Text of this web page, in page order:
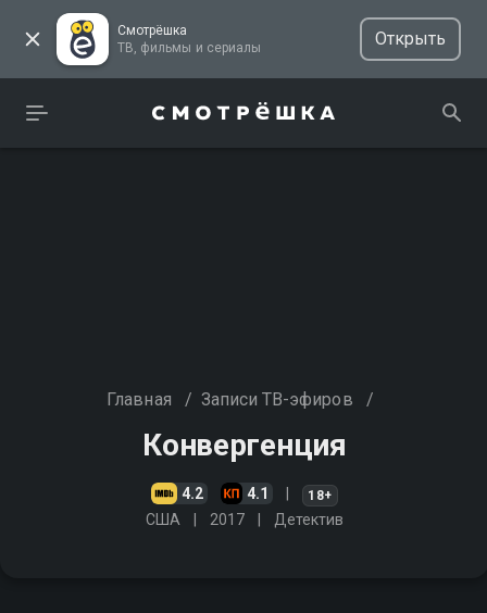
Смотрёшка
ТВ, фильмы и сериалы
Открыть
Главная / Записи ТВ-эфиров /
Конвергенция
4.2 4.1 18+
США 2017 Детектив